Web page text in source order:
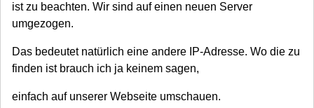
ist zu beachten. Wir sind auf einen neuen Server
umgezogen.
Das bedeutet natürlich eine andere IP-Adresse. Wo die zu
finden ist brauch ich ja keinem sagen,
einfach auf unserer Webseite umschauen.